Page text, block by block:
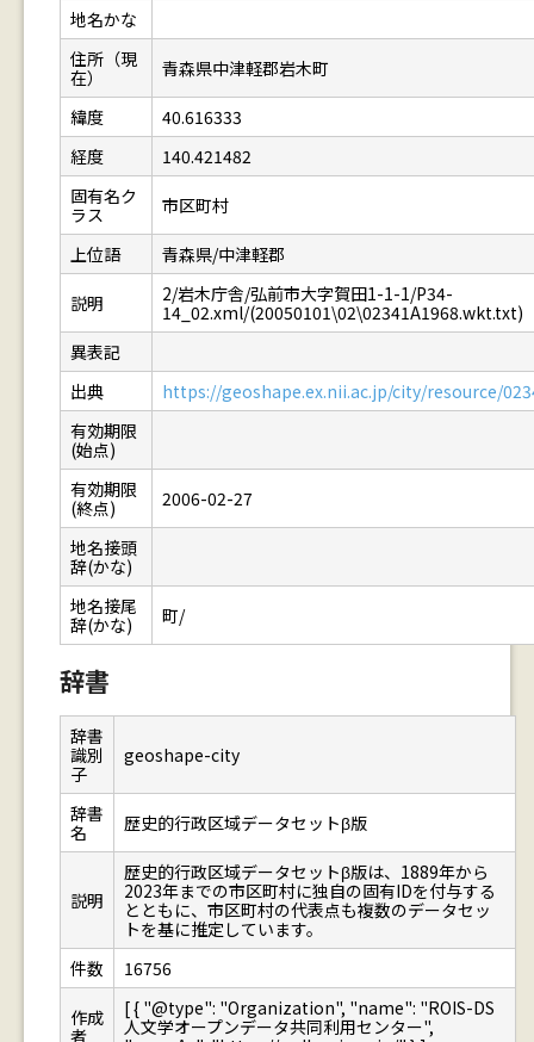
地名かな
住所（現
在）
青森県中津軽郡岩木町
緯度
40.616333
経度
140.421482
固有名ク
ラス
市区町村
上位語 青森県/中津軽郡
説明
2/岩木庁舎/弘前市大字賀田1-1-1/P34-
14_02.xml/(20050101\02\02341A1968.wkt.txt)
異表記
出典
https://geoshape.ex.nii.ac.jp/city/resource/
有効期限
(始点)
有効期限
(終点)
2006-02-27
地名接頭
辞(かな)
地名接尾
辞(かな)
町/
辞書
辞書
識別
子
geoshape-city
辞書
名
歴史的行政区域データセットβ版
説明
歴史的行政区域データセットβ版は、1889年から
2023年までの市区町村に独自の固有IDを付与する
とともに、市区町村の代表点も複数のデータセッ
トを基に推定しています。
件数
16756
作成
者
[ { "@type": "Organization", "name": "ROIS-DS
人文学オープンデータ共同利用センター",